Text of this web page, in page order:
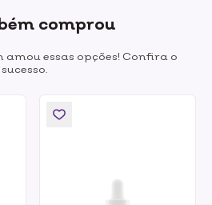
comprou
amou essas opções! Confira o